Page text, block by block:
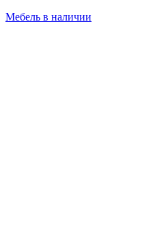
Мебель в наличии